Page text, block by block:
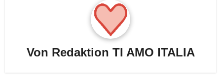
Von Redaktion TI AMO ITALIA